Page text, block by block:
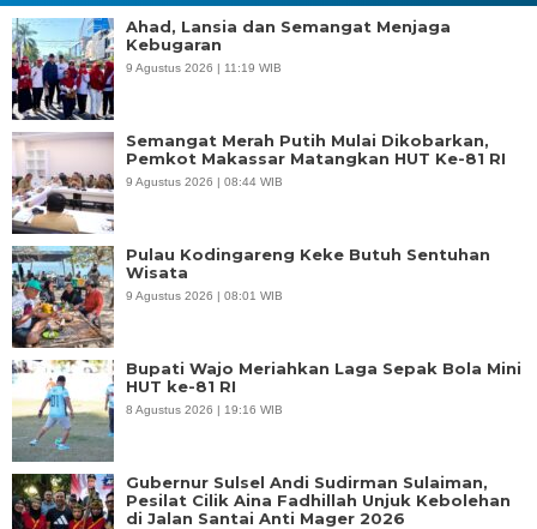
Ahad, Lansia dan Semangat Menjaga
Kebugaran
9 Agustus 2026 | 11:19 WIB
Semangat Merah Putih Mulai Dikobarkan,
Pemkot Makassar Matangkan HUT Ke-81 RI
9 Agustus 2026 | 08:44 WIB
Pulau Kodingareng Keke Butuh Sentuhan
Wisata
9 Agustus 2026 | 08:01 WIB
Bupati Wajo Meriahkan Laga Sepak Bola Mini
HUT ke-81 RI
8 Agustus 2026 | 19:16 WIB
Gubernur Sulsel Andi Sudirman Sulaiman,
Pesilat Cilik Aina Fadhillah Unjuk Kebolehan
di Jalan Santai Anti Mager 2026